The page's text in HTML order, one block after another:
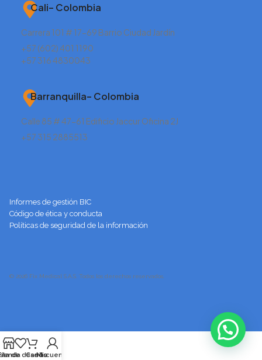
Cali– Colombia
Carrera 101 # 17-69 Barrio Ciudad Jardín
+57 (602) 401 1190
+57 316 4830043
Barranquilla– Colombia
Calle 85 # 47-61 Edificio Jaccur Oficina 2J
+57 315 2885513
Informes de gestión BIC
Código de ética y conducta
Políticas de seguridad de la información
© 2026 Fix Medical S.A.S. Todos los derechos reservados.
de deseos
CarritoMi cuenta